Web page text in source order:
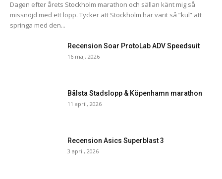
Dagen efter årets Stockholm marathon och sällan känt mig så
missnöjd med ett lopp. Tycker att Stockholm har varit så ”kul” att
springa med den...
Recension Soar ProtoLab ADV Speedsuit
16 maj, 2026
Bålsta Stadslopp & Köpenhamn marathon
11 april, 2026
Recension Asics Superblast 3
3 april, 2026